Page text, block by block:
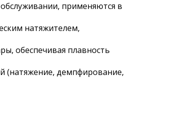
применяются в
натяжителем,
обеспечивая плавность
(натяжение, демпфирование,